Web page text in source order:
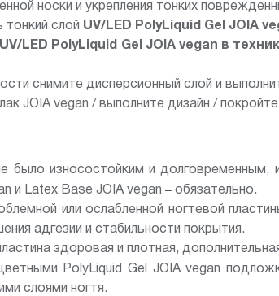
носки и укрепления тонких
тонкий слой UV/LED PolyLiquid Gel JOIA
UV/LED PolyLiquid Gel JOIA vegan в
снимите дисперсионный слой и
JOIA vegan / выполните дизайн /
было износостойким и долговременным,
и Latex Base JOIA vegan – обязательно.
или ослабленной ногтевой
адгезии и стабильности покрытия.
здоровая и плотная,
PolyLiquid Gel JOIA vegan
слоями ногтя.